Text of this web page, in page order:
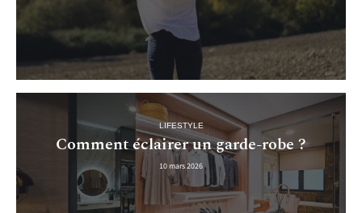
LIFESTYLE
Comment éclairer un garde-robe ?
10 mars 2026